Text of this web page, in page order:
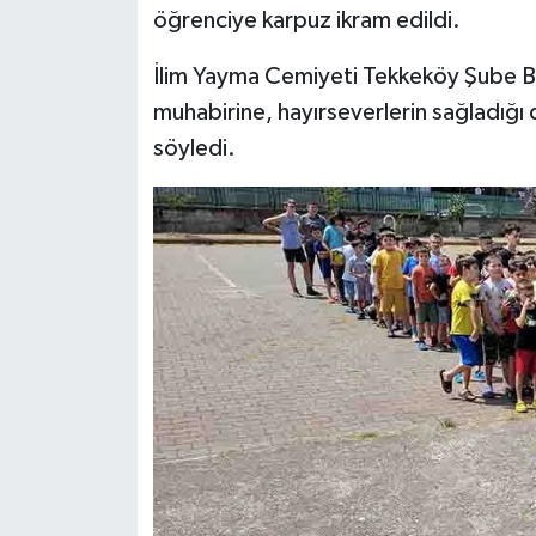
öğrenciye karpuz ikram edildi.
İlim Yayma Cemiyeti Tekkeköy Şube
muhabirine, hayırseverlerin
söyledi.
Bolu Müftülüğü
Bursa Müftülüğü
Çanakkale Müftülüğü
Çankırı Müftülüğü
Çorum Müftülüğü
Denizli Müftülüğü
Makaleler
Duyurular
Bilim, Teknoloji
Biyografiler
Diyanet TV